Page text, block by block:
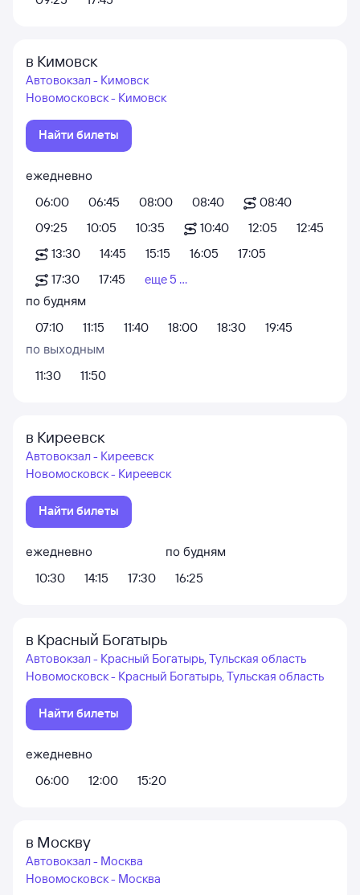
в Кимовск
Автовокзал - Кимовск
Новомосковск - Кимовск
Найти билеты
ежедневно
06:00
06:45 08:00 08:40
08:40
09:25
10:05 10:35 10:40 12:05
12:45
13:30
14:45 15:15 16:05
17:05
17:30
17:45
еще 5 ...
по будням
07:10
11:15 11:40 18:00 18:30
19:45
по выходным
11:30
11:50
в Киреевск
Автовокзал - Киреевск
Новомосковск - Киреевск
Найти билеты
ежедневно
10:30
14:15 17:30
по будням
16:25
в Красный Богатырь
Автовокзал - Красный Богатырь, Тульская область
Новомосковск - Красный Богатырь, Тульская область
Найти билеты
ежедневно
06:00
12:00 15:20
в Москву
Автовокзал - Москва
Новомосковск - Москва